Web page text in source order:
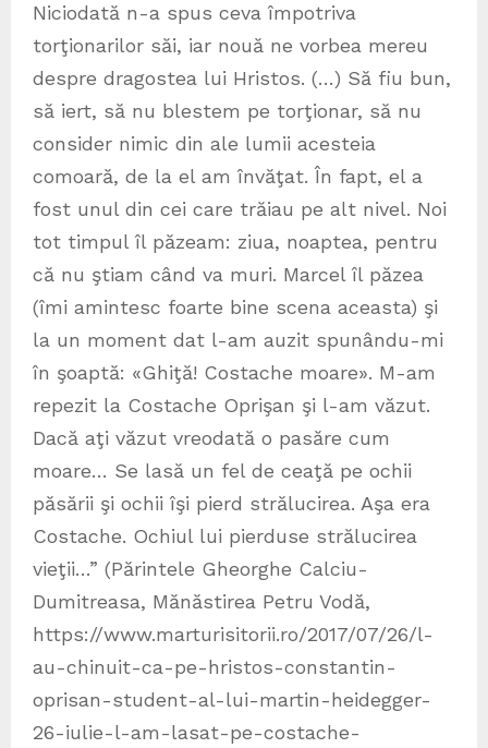
Niciodată n-a spus ceva împotriva
torţionarilor săi, iar nouă ne vorbea mereu
despre dragostea lui Hristos. (…) Să fiu bun,
să iert, să nu blestem pe torţionar, să nu
consider nimic din ale lumii acesteia
comoară, de la el am învăţat. În fapt, el a
fost unul din cei care trăiau pe alt nivel. Noi
tot timpul îl păzeam: ziua, noaptea, pentru
că nu ştiam când va muri. Marcel îl păzea
(îmi amintesc foarte bine scena aceasta) şi
la un moment dat l-am auzit spunându-mi
în şoaptă: «Ghiţă! Costache moare». M-am
repezit la Costache Oprişan şi l-am văzut.
Dacă aţi văzut vreodată o pasăre cum
moare… Se lasă un fel de ceaţă pe ochii
păsării şi ochii îşi pierd strălucirea. Aşa era
Costache. Ochiul lui pierduse strălucirea
vieţii…” (Părintele Gheorghe Calciu-
Dumitreasa, Mănăstirea Petru Vodă,
https://www.marturisitorii.ro/2017/07/26/l-
au-chinuit-ca-pe-hristos-constantin-
oprisan-student-al-lui-martin-heidegger-
26-iulie-l-am-lasat-pe-costache-